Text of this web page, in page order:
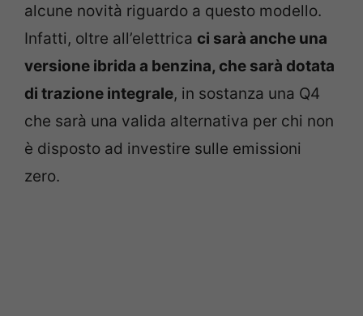
alcune novità riguardo a questo modello.
Infatti, oltre all’elettrica ci sarà anche una
versione ibrida a benzina, che sarà dotata
di trazione integrale, in sostanza una Q4
che sarà una valida alternativa per chi non
è disposto ad investire sulle emissioni
zero.